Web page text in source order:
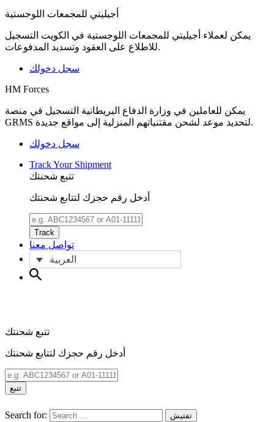
أجيليتي للمجمعات اللوجستية
يمكن لعملاء أجيليتي للمجمعات اللوجستية في الكويت التسجيل
للاطلاع على العقود وتسديد المدفوعات.
سجل دخولك
HM Forces
يمكن للعاملين في وزارة الدفاع البريطانية التسجيل في منصة
GRMS لتحديد موعد لشحن مقتنياتهم المنزلية إلى مواقع جديدة.
سجل دخولك
Track Your Shipment
تتبع شحنتك
أدخل رقم حجزك لتتابع شحنتك
Track
تواصل معنا
العربية
تتبع شحنتك
أدخل رقم حجزك لتتابع شحنتك
تتبع
Search for: تفتيش